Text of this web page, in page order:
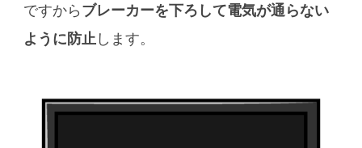
ですから ブレーカーを下ろして電気が通らない
ように防止 します。